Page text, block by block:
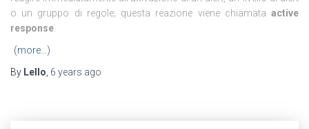
o un gruppo di regole; questa reazione viene chiamata active
response
(more…)
By Lello 6 years ago